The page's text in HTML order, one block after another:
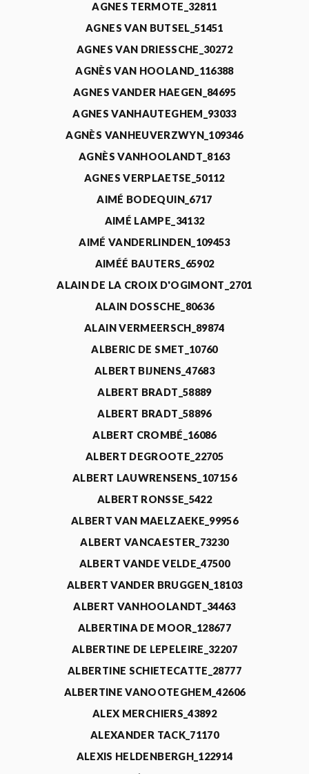
AGNES TERMOTE_32811
AGNES VAN BUTSEL_51451
AGNES VAN DRIESSCHE_30272
AGNÈS VAN HOOLAND_116388
AGNES VANDER HAEGEN_84695
AGNES VANHAUTEGHEM_93033
AGNÈS VANHEUVERZWYN_109346
AGNÈS VANHOOLANDT_8163
AGNES VERPLAETSE_50112
AIMÉ BODEQUIN_6717
AIMÉ LAMPE_34132
AIMÉ VANDERLINDEN_109453
AIMÉÉ BAUTERS_65902
ALAIN DE LA CROIX D'OGIMONT_2701
ALAIN DOSSCHE_80636
ALAIN VERMEERSCH_89874
ALBERIC DE SMET_10760
ALBERT BIJNENS_47683
ALBERT BRADT_58889
ALBERT BRADT_58896
ALBERT CROMBÉ_16086
ALBERT DEGROOTE_22705
ALBERT LAUWRENSENS_107156
ALBERT RONSSE_5422
ALBERT VAN MAELZAEKE_99956
ALBERT VANCAESTER_73230
ALBERT VANDE VELDE_47500
ALBERT VANDER BRUGGEN_18103
ALBERT VANHOOLANDT_34463
ALBERTINA DE MOOR_128677
ALBERTINE DE LEPELEIRE_32207
ALBERTINE SCHIETECATTE_28777
ALBERTINE VANOOTEGHEM_42606
ALEX MERCHIERS_43892
ALEXANDER TACK_71170
ALEXIS HELDENBERGH_122914